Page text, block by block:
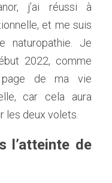
j’ai réussi à
et me suis
naturopathie. Je
2022, comme
page de ma vie
car cela aura
les deux volets.
l’atteinte de